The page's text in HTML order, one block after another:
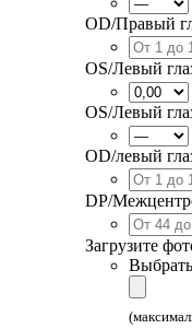
OD/Правый
OS/Левый
OS/Левый
OD/левый
DP/
Загрузите